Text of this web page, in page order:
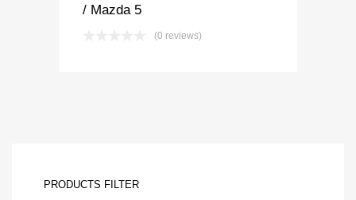
/ Mazda 5
(0 reviews)
PRODUCTS FILTER